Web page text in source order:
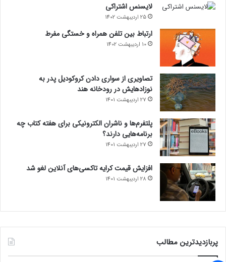
لایسنس اشتراکی
25 اردیبهشت 1402
ارتباط بین تلفن همراه و خستگی مفرط
10 اردیبهشت 1402
تصاویری از سواری دادن کروکودیل پدر به
نوزادهایش در رودخانه هند
27 اردیبهشت 1401
پلتفرم‌ها و ناشران الکترونیکی برای هفته کتاب چه
برنامه‌هایی دارند؟
27 اردیبهشت 1401
افزایش قیمت کرایه تاکسی‌های آنلاین لغو شد
28 اردیبهشت 1401
پربازدیدترین مطالب